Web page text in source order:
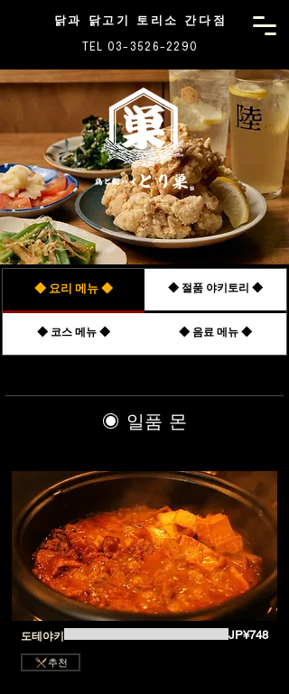
닭과 닭고기 토리소 간다점
TEL 03-3526-2290
◆ 요리 메뉴 ◆ ◆ 절품 야키토리 ◆
◆ 코스 메뉴 ◆ ◆ 음료 메뉴 ◆
◉ 일품 몬
도테야키 JP¥748
추천